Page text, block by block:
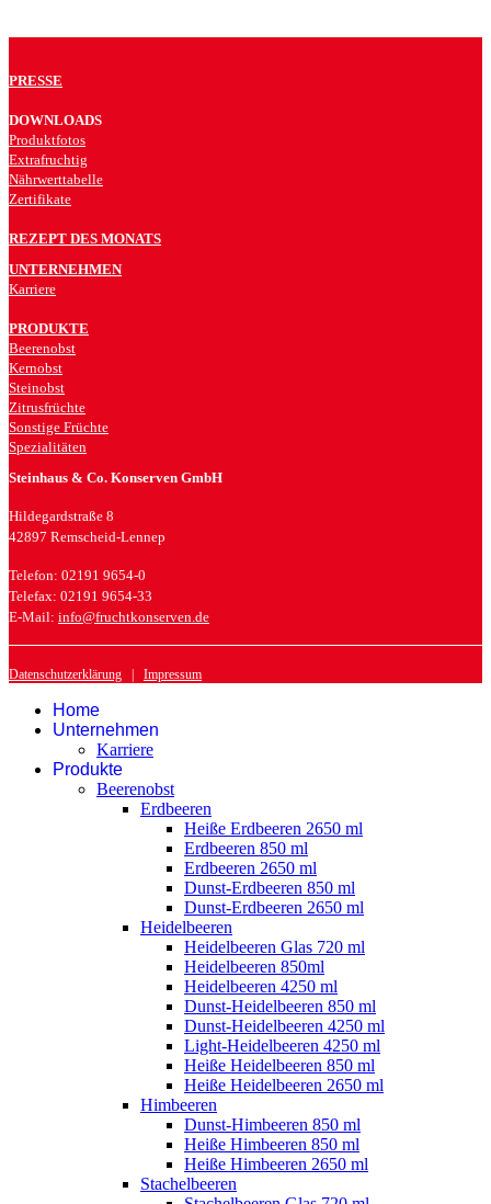
PRESSE
DOWNLOADS
Produktfotos
Extrafruchtig
Nährwerttabelle
Zertifikate
REZEPT DES MONATS
UNTERNEHMEN
Karriere
PRODUKTE
Beerenobst
Kernobst
Steinobst
Zitrusfrüchte
Sonstige Früchte
Spezialitäten
Steinhaus & Co. Konserven GmbH
Hildegardstraße 8
42897 Remscheid-Lennep
Telefon: 02191 9654-0
Telefax: 02191 9654-33
E-Mail: info@fruchtkonserven.de
Datenschutzerklärung | Impressum
Home
Unternehmen
Karriere
Produkte
Beerenobst
Erdbeeren
Heiße Erdbeeren 2650 ml
Erdbeeren 850 ml
Erdbeeren 2650 ml
Dunst-Erdbeeren 850 ml
Dunst-Erdbeeren 2650 ml
Heidelbeeren
Heidelbeeren Glas 720 ml
Heidelbeeren 850ml
Heidelbeeren 4250 ml
Dunst-Heidelbeeren 850 ml
Dunst-Heidelbeeren 4250 ml
Light-Heidelbeeren 4250 ml
Heiße Heidelbeeren 850 ml
Heiße Heidelbeeren 2650 ml
Himbeeren
Dunst-Himbeeren 850 ml
Heiße Himbeeren 850 ml
Heiße Himbeeren 2650 ml
Stachelbeeren